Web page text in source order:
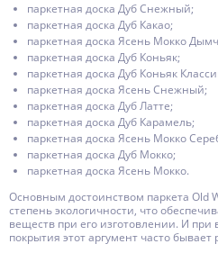
паркетная доска Дуб Снежный;
паркетная доска Дуб Какао;
паркетная доска Ясень Мокко
паркетная доска Дуб Коньяк;
паркетная доска Дуб Коньяк
паркетная доска Ясень Снежный;
паркетная доска Дуб Латте;
паркетная доска Дуб Карамель;
паркетная доска Ясень Мокко
паркетная доска Дуб Мокко;
паркетная доска Ясень Мокко.
Основным достоинством паркета Old
степень экологичности, что
веществ при его изготовлении. И
покрытия этот аргумент часто